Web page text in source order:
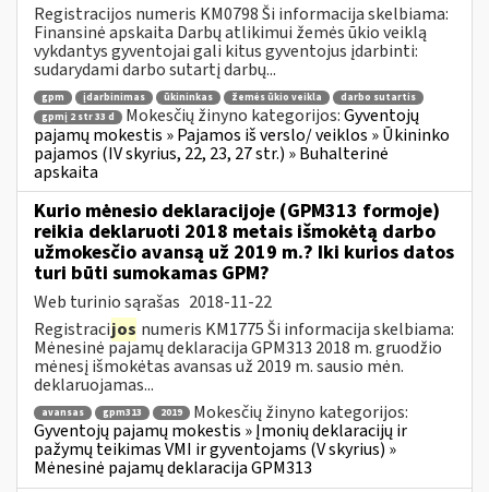
Registracijos numeris KM0798 Ši informacija skelbiama:
Finansinė apskaita Darbų atlikimui žemės ūkio veiklą
vykdantys gyventojai gali kitus gyventojus įdarbinti:
sudarydami darbo sutartį darbų...
gpm įdarbinimas ūkininkas žemės ūkio veikla
darbo sutartis
gpmį 2 str 33 d
Mokesčių žinyno kategorijos:Gyventojų
pajamų mokestis » Pajamos iš verslo/ veiklos » Ūkininko
pajamos (IV skyrius, 22, 23, 27 str.) » Buhalterinė
apskaita
Kurio mėnesio deklaracijoje (GPM313 formoje)
reikia deklaruoti 2018 metais išmokėtą darbo
užmokesčio avansą už 2019 m.? Iki kurios datos
turi būti sumokamas GPM?
Web turinio sąrašas 2018-11-22
Registracijos numeris KM1775 Ši informacija skelbiama:
Mėnesinė pajamų deklaracija GPM313 2018 m. gruodžio
mėnesį išmokėtas avansas už 2019 m. sausio mėn.
deklaruojamas...
avansas gpm313 2019
Mokesčių žinyno kategorijos:
Gyventojų pajamų mokestis » Įmonių deklaracijų ir
pažymų teikimas VMI ir gyventojams (V skyrius) »
Mėnesinė pajamų deklaracija GPM313